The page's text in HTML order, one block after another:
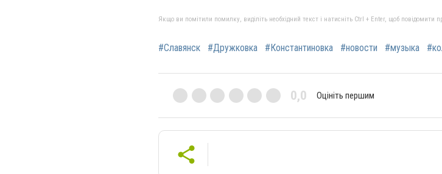
Якщо ви помітили помилку, виділіть необхідний текст і натисніть Ctrl + Enter, щоб повідомити
#Славянск #Дружковка #Константиновка #новости #музыка
0,0 Оцініть першим